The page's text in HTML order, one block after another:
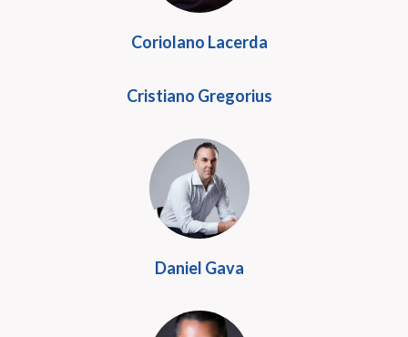
Coriolano Lacerda
Cristiano Gregorius
Daniel Gava